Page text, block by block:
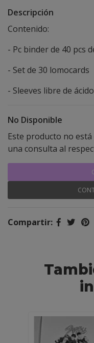
Descripción
Contenido:
- Pc binder de 40 pcs
- Set de 30 lomocards
- Sleeves libre de
No Disponible
Este producto no
una consulta al
Compartir: